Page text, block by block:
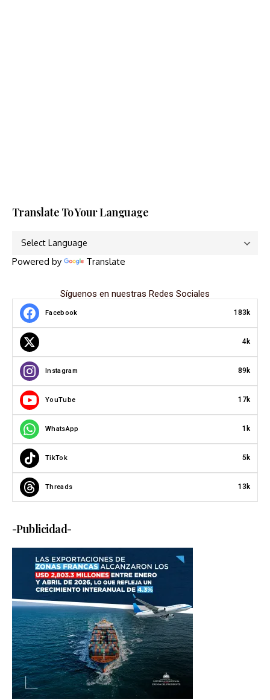
Translate To Your Language
Powered by Translate
Síguenos en nuestras Redes Sociales
Facebook 183k
4k
Instagram 89k
YouTube 17k
WhatsApp 1k
TikTok 5k
Threads 13k
-Publicidad-